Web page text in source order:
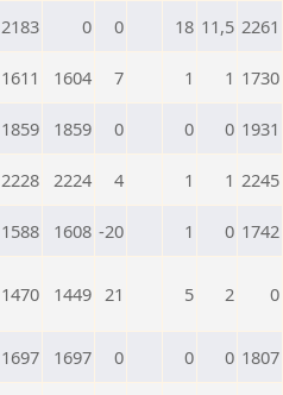
2183 0 0 18 11,5 2261
1611 1604 7 1 1 1730
1859 1859 0 0 0 1931
2228 2224 4 1 1 2245
1588 1608 -20 1 0 1742
1470 1449 21 5 2 0
1697 1697 0 0 0 1807